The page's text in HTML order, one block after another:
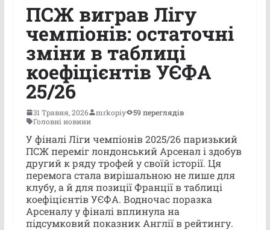
ПСЖ виграв Лігу
чемпіонів: остаточні
зміни в таблиці
коефіцієнтів УЄФА
25/26
31 Травня, 2026 mrkopiy
59 переглядів
Головні новини
У фіналі Ліги чемпіонів 2025/26 паризький
ПСЖ переміг лондонський Арсенал і здобув
другий к ряду трофей у своїй історії. Ця
перемога стала вирішальною не лише для
клубу, а й для позиції Франції в таблиці
коефіцієнтів УЄФА. Водночас поразка
Арсеналу у фіналі вплинула на
підсумковий показник Англії в рейтингу.